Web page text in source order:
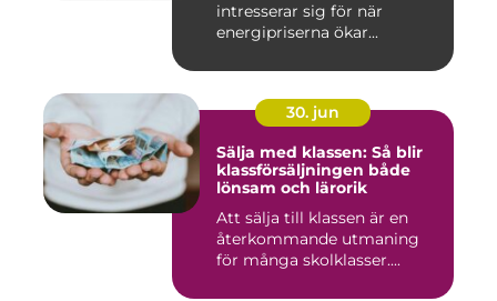
intresserar sig för när
energipriserna ökar...
30. jun
Sälja med klassen: Så blir
klassförsäljningen både
lönsam och lärorik
Att sälja till klassen är en
återkommande utmaning
för många skolklasser....